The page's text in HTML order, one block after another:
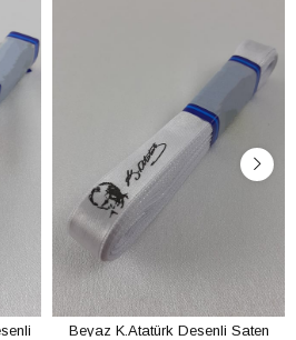
Beyaz K.Atatürk Desenli Saten